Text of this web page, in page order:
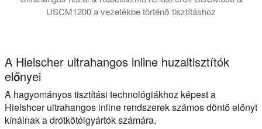
USCM1200 a vezetékbe történő tisztításhoz
A Hielscher ultrahangos inline huzaltisztítók
előnyei
A hagyományos tisztítási technológiákhoz képest a
Hielshcer ultrahangos inline rendszerek számos döntő előnyt
kínálnak a drótkötélgyártók számára.